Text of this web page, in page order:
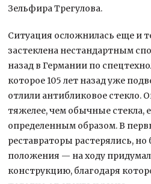
Зельфира Трегулова.
Ситуация осложнилась еще и
застеклена нестандартным
назад в Германии по
которое 105 лет назад уже
отлили антибликовое стекло.
тяжелее, чем обычные стекла,
определенным образом. В
реставраторы растерялись,
положения — на ходу
конструкцию, благодаря